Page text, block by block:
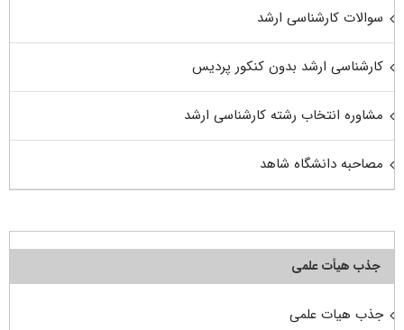
سوالات کارشناسی ارشد
کارشناسی ارشد بدون کنکور پردیس
مشاوره انتخاب رشته کارشناسی ارشد
مصاحبه دانشگاه شاهد
جذب هیأت علمی
جذب هیات علمی